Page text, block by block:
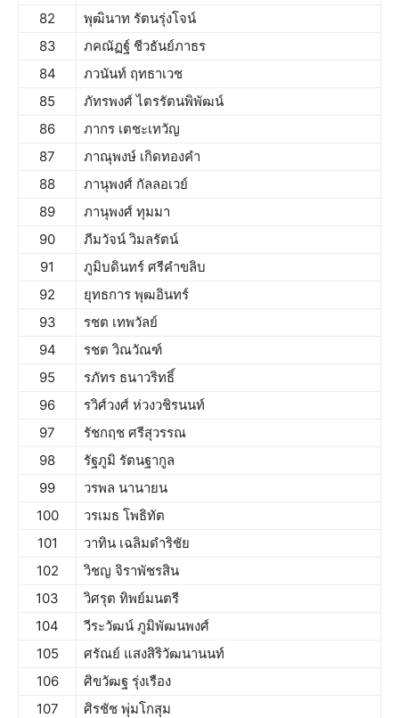
82
พุฒินาท รัตนรุ่งโจน์
83
ภคณัฏฐ์ ชีวธันย์ภาธร
84
ภวนันท์ ฤทธาเวช
85
ภัทรพงศ์ ไตรรัตนพิพัฒน์
86
ภากร เตชะเทวัญ
87
ภาณุพงษ์ เกิดทองคำ
88
ภานุพงศ์ กัลลอเวย์
89
ภานุพงศ์ ทุมมา
90
ภีมวัจน์ วิมลรัตน์
91
ภูมิบดินทร์ ศรีคำขลิบ
92
ยุทธการ พุฒอินทร์
93
รชต เทพวัลย์
94
รชต วิณวัณฑ์
95
รภัทร ธนาวริทธิ์
96
รวิศ์วงศ์ ห่วงวชิรนนท์
97
รัชกฤช ศรีสุวรรณ
98
รัฐภูมิ รัตนฐากูล
99
วรพล นานายน
100
วรเมธ โพธิทัต
101
วาทิน เฉลิมดำริชัย
102
วิชญ จิราพัชรสิน
103
วิศรุต ทิพย์มนตรี
104
วีระวัฒน์ ภูมิพัฒนพงศ์
105
ศรัณย์ แสงสิริวัฒนานนท์
106
ศิขวัฒฐ รุ่งเรือง
107
ศิรชัช พุ่มโกสุม